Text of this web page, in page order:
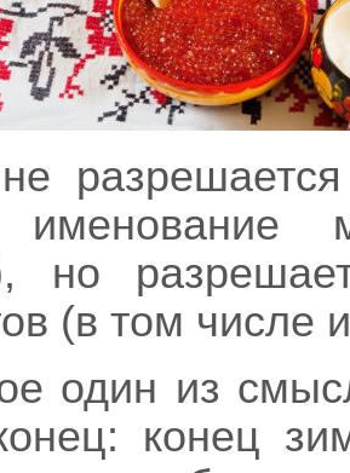
именование
но
(в том
один из
конец